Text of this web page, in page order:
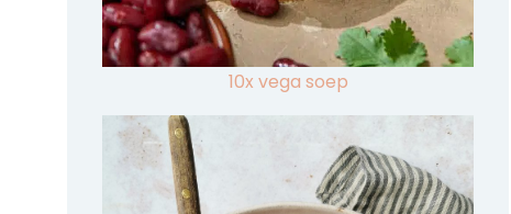
10x vega soep